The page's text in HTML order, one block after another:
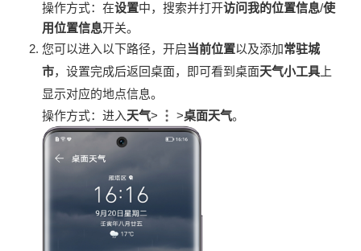
操作方式：在设置中，搜索并打开访问我的位置信息/使
用位置信息开关。
您可以进入以下路径，开启当前位置以及添加常驻城
市，设置完成后返回桌面，即可看到桌面天气小工具 上
显示对应的地点信息。
操作方式：进入天气> >桌面天气。